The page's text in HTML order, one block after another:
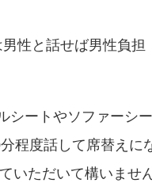
性と話せば男性負担
シートやソファーシ
程度話して席替え
いただいて構いま